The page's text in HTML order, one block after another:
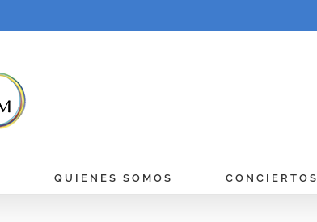
QUIENES SOMOS CONCIERTOS